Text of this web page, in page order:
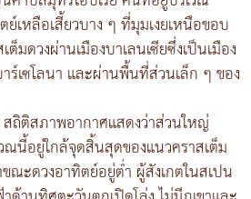
ย์เหลือเสี้ยวบาง ๆ ที่มุมเงยเหนือขอบ
มดวงผ่านเมืองบาเลนเซียซึ่งเป็นเมือง
เซโลนา และผ่านพื้นที่ส่วนเล็ก ๆ ของ
ถิติสภาพอากาศแสดงว่าส่วนใหญ่
นี้อยู่ใกล้จุดสิ้นสุดของแนวคราสเต็ม
ณะดวงอาทิตย์อยู่ต่ำ ผู้สังเกตในสเปน